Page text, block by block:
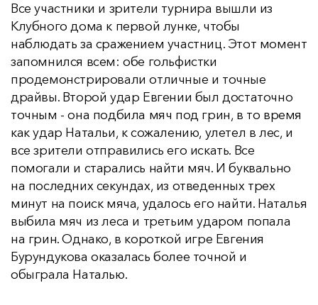
Все участники и зрители турнира вышли из
Клубного дома к первой лунке, чтобы
наблюдать за сражением участниц. Этот момент
запомнился всем: обе гольфистки
продемонстрировали отличные и точные
драйвы. Второй удар Евгении был достаточно
точным - она подбила мяч под грин, в то время
как удар Натальи, к сожалению, улетел в лес, и
все зрители отправились его искать. Все
помогали и старались найти мяч. И буквально
на последних секундах, из отведенных трех
минут на поиск мяча, удалось его найти. Наталья
выбила мяч из леса и третьим ударом попала
на грин. Однако, в короткой игре Евгения
Бурундукова оказалась более точной и
обыграла Наталью.